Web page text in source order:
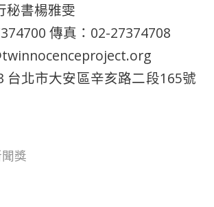
秘書楊雅雯
傳真：02-27374708
台北市大安區辛亥路二段165號
獎